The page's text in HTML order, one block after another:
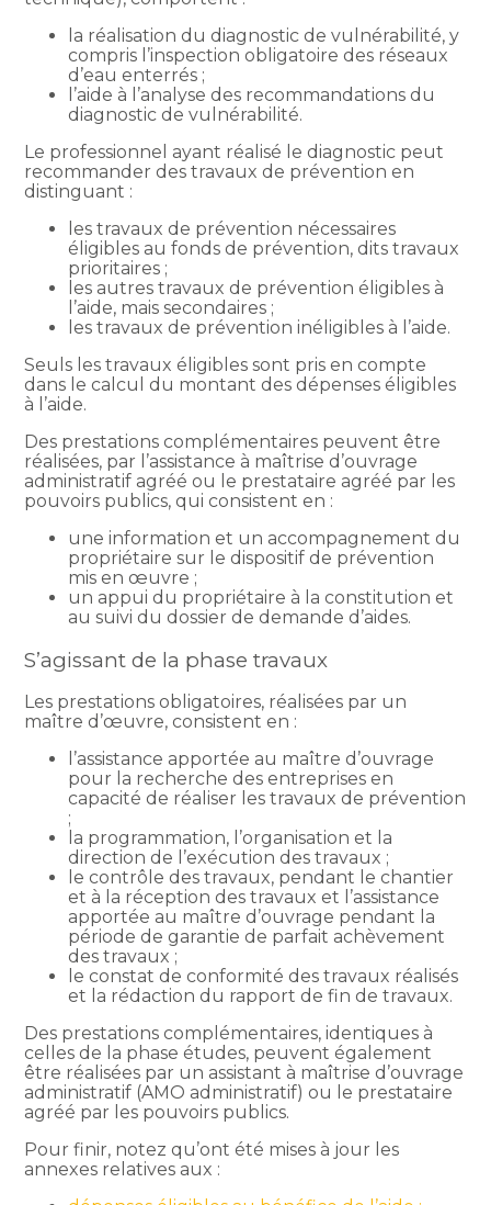
la réalisation du diagnostic de vulnérabilité, y
compris l’inspection obligatoire des réseaux
d’eau enterrés ;
l’aide à l’analyse des recommandations du
diagnostic de vulnérabilité.
Le professionnel ayant réalisé le diagnostic peut
recommander des travaux de prévention en
distinguant :
les travaux de prévention nécessaires
éligibles au fonds de prévention, dits travaux
prioritaires ;
les autres travaux de prévention éligibles à
l’aide, mais secondaires ;
les travaux de prévention inéligibles à l’aide.
Seuls les travaux éligibles sont pris en compte
dans le calcul du montant des dépenses éligibles
à l’aide.
Des prestations complémentaires peuvent être
réalisées, par l’assistance à maîtrise d’ouvrage
administratif agréé ou le prestataire agréé par les
pouvoirs publics, qui consistent en :
une information et un accompagnement du
propriétaire sur le dispositif de prévention
mis en œuvre ;
un appui du propriétaire à la constitution et
au suivi du dossier de demande d’aides.
S’agissant de la phase travaux
Les prestations obligatoires, réalisées par un
maître d’œuvre, consistent en :
l’assistance apportée au maître d’ouvrage
pour la recherche des entreprises en
capacité de réaliser les travaux de prévention
;
la programmation, l’organisation et la
direction de l’exécution des travaux ;
le contrôle des travaux, pendant le chantier
et à la réception des travaux et l’assistance
apportée au maître d’ouvrage pendant la
période de garantie de parfait achèvement
des travaux ;
le constat de conformité des travaux réalisés
et la rédaction du rapport de fin de travaux.
Des prestations complémentaires, identiques à
celles de la phase études, peuvent également
être réalisées par un assistant à maîtrise d’ouvrage
administratif (AMO administratif) ou le prestataire
agréé par les pouvoirs publics.
Pour finir, notez qu’ont été mises à jour les
annexes relatives aux :